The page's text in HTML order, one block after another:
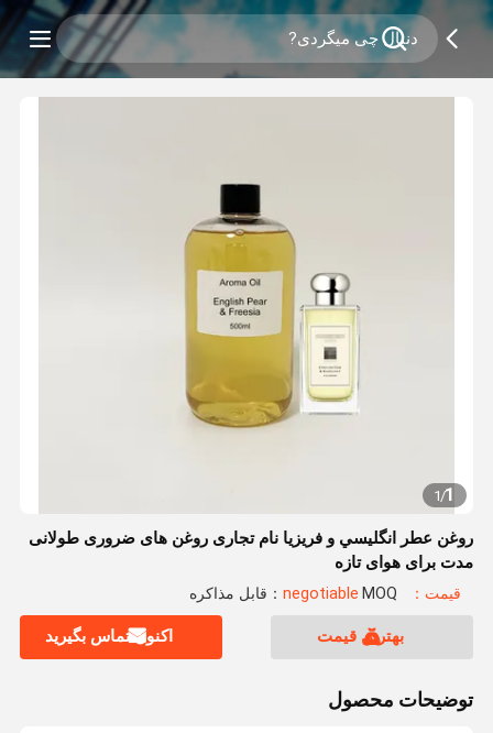
1
/
1
روغن عطر انگليسي و فريزيا نام تجاری روغن های ضروری طولانی
مدت برای هوای تازه
قیمت：negotiable MOQ：قابل مذاکره
بهترین قیمت اکنون تماس بگیرید
توضیحات محصول